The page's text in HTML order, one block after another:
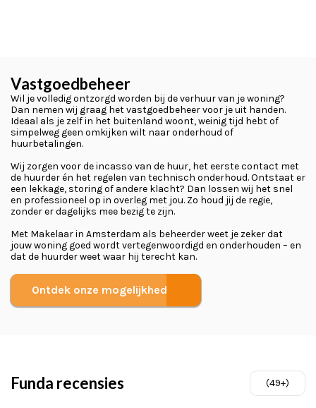
Vastgoedbeheer
Wil je volledig ontzorgd worden bij de verhuur van je woning?
Dan nemen wij graag het vastgoedbeheer voor je uit handen.
Ideaal als je zelf in het buitenland woont, weinig tijd hebt of
simpelweg geen omkijken wilt naar onderhoud of
huurbetalingen.
Wij zorgen voor de incasso van de huur, het eerste contact met
de huurder én het regelen van technisch onderhoud. Ontstaat er
een lekkage, storing of andere klacht? Dan lossen wij het snel
en professioneel op in overleg met jou. Zo houd jij de regie,
zonder er dagelijks mee bezig te zijn.
Met Makelaar in Amsterdam als beheerder weet je zeker dat
jouw woning goed wordt vertegenwoordigd en onderhouden – en
dat de huurder weet waar hij terecht kan.
Ontdek onze mogelijkheden
Funda recensies (49+)